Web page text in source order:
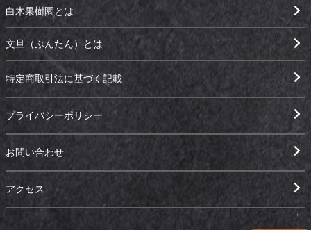
白木果樹園とは
文旦（ぶんたん）とは
特定商取引法に基づく記載
プライバシーポリシー
お問い合わせ
アクセス